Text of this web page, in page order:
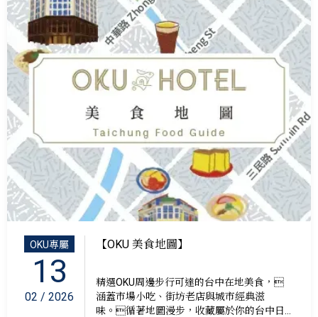
OKU專屬
13
02 / 2026
【OKU 美食地圖】
精選OKU周邊步行可達的台中在地美食，
涵蓋市場小吃、街坊老店與城市經典滋
味。循著地圖漫步，收藏屬於你的台中日...